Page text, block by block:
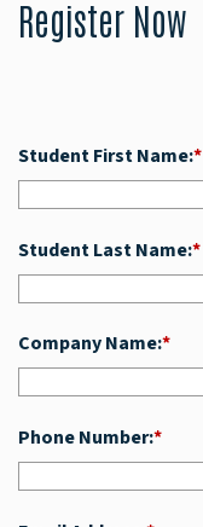
Register Now
*
Student First Name:
*
Student Last Name:
*
Company Name:
*
Phone Number: